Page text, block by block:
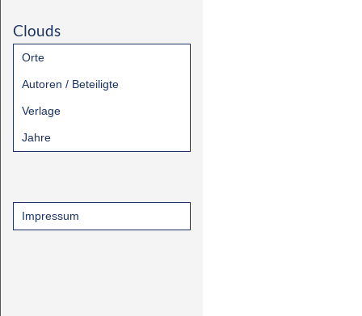
Clouds
Orte
Autoren / Beteiligte
Verlage
Jahre
Impressum